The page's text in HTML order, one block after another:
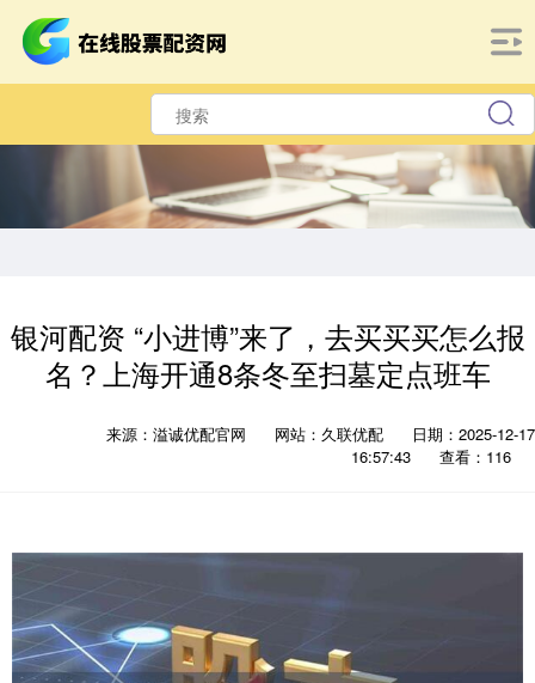
银河配资 “小进博”来了，去买买买怎么报
名？上海开通8条冬至扫墓定点班车
来源：溢诚优配官网 网站：久联优配
日期：2025-12-17
16:57:43
查看：116